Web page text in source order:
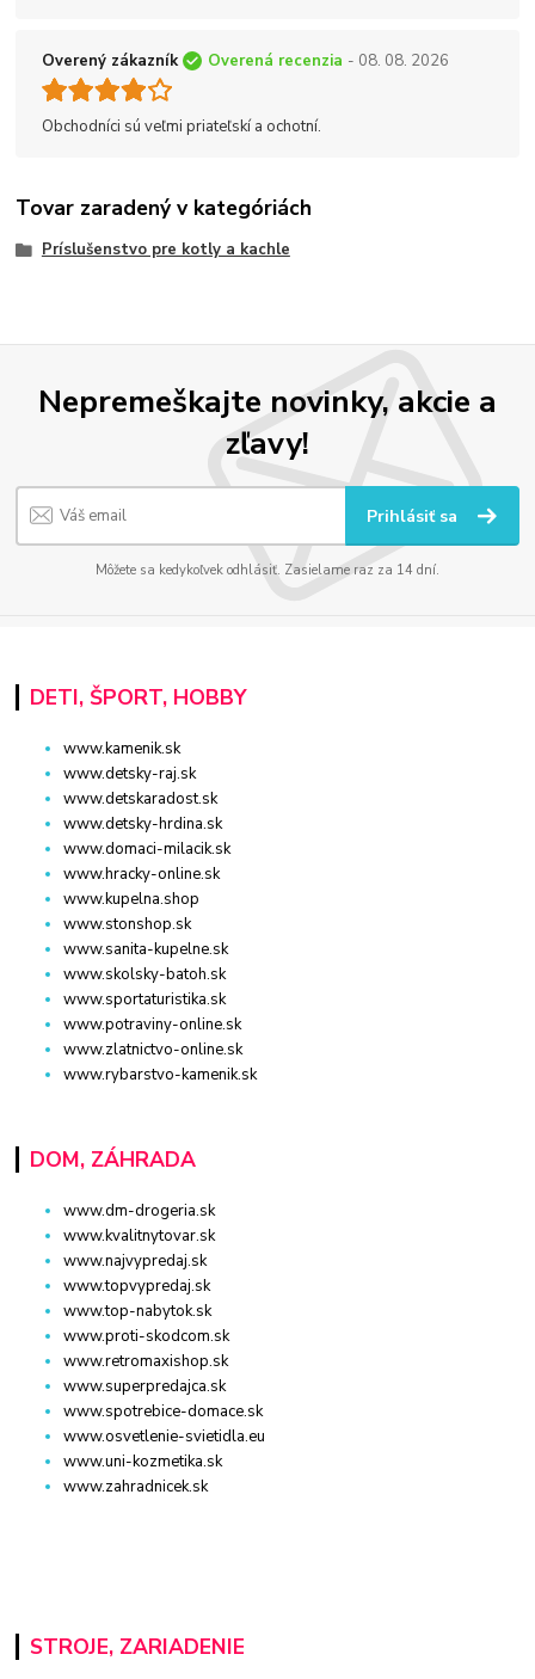
Overený zákazník Overená recenzia - 08. 08. 2026
Obchodníci sú veľmi priateľskí a ochotní.
Tovar zaradený v kategóriách
Príslušenstvo pre kotly a kachle
Nepremeškajte novinky, akcie a
zľavy!
Prihlásiť sa
Môžete sa kedykoľvek odhlásiť. Zasielame raz za 14 dní.
DETI, ŠPORT, HOBBY
www.kamenik.sk
www.detsky-raj.sk
www.detskaradost.sk
www.detsky-hrdina.sk
www.domaci-milacik.sk
www.hracky-online.sk
www.kupelna.shop
www.stonshop.sk
www.sanita-kupelne.sk
www.skolsky-batoh.sk
www.sportaturistika.sk
www.potraviny-online.sk
www.zlatnictvo-online.sk
www.rybarstvo-kamenik.sk
DOM, ZÁHRADA
www.dm-drogeria.sk
www.kvalitnytovar.sk
www.najvypredaj.sk
www.topvypredaj.sk
www.top-nabytok.sk
www.proti-skodcom.sk
www.retromaxishop.sk
www.superpredajca.sk
www.spotrebice-domace.sk
www.osvetlenie-svietidla.eu
www.uni-kozmetika.sk
www.zahradnicek.sk
STROJE, ZARIADENIE